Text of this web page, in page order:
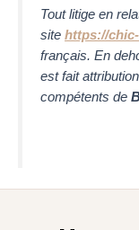
Tout litige en
site https://
français. En
est fait
compétents de